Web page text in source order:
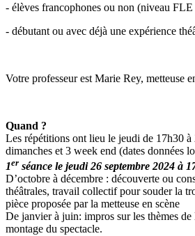
- élèves francophones ou non (niveau
- débutant ou avec déjà une expérience
Votre professeur est Marie Rey, metteuse
Quand ?
Les répétitions ont lieu le jeudi de 17h30 à
dimanches et 3 week end (dates données
1er séance le jeudi 26 septembre 2024 à
D’octobre à décembre : découverte ou
théâtrales, travail collectif pour souder la
pièce proposée par la metteuse en scène
De janvier à juin: impros sur les thèmes
montage du spectacle.